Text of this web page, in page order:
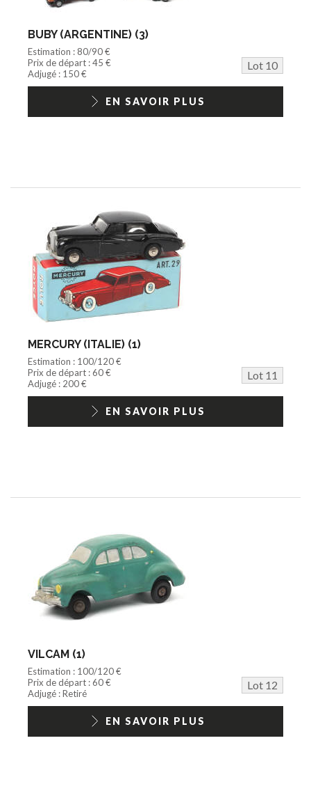
BUBY (ARGENTINE) (3)
Estimation : 80/90 €
Prix de départ : 45 €
Lot 10
Adjugé : 150 €
EN SAVOIR PLUS
MERCURY (ITALIE) (1)
Estimation : 100/120 €
Prix de départ : 60 €
Lot 11
Adjugé : 200 €
EN SAVOIR PLUS
VILCAM (1)
Estimation : 100/120 €
Prix de départ : 60 €
Lot 12
Adjugé : Retiré
EN SAVOIR PLUS